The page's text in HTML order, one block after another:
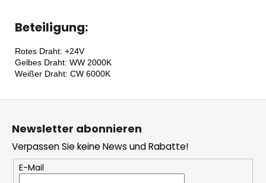
Beteiligung:
Rotes Draht: +24V
Gelbes Draht: WW 2000K
Weißer Draht: CW 6000K
F
Newsletter abonnieren
Verpassen Sie keine News und Rabatte!
E-Mail